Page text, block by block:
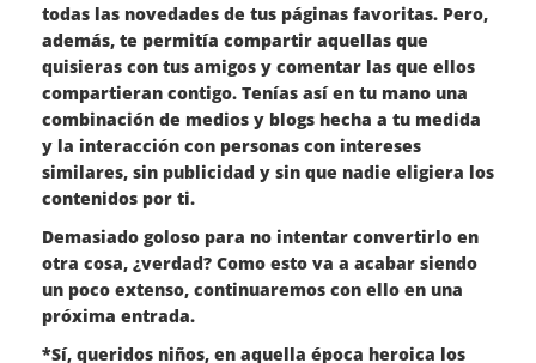
todas las novedades de tus páginas favoritas. Pero,
además, te permitía compartir aquellas que
quisieras con tus amigos y comentar las que ellos
compartieran contigo. Tenías así en tu mano una
combinación de medios y blogs hecha a tu medida
y la interacción con personas con intereses
similares, sin publicidad y sin que nadie eligiera los
contenidos por ti.
Demasiado goloso para no intentar convertirlo en
otra cosa, ¿verdad? Como esto va a acabar siendo
un poco extenso, continuaremos con ello en una
próxima entrada.
*Sí, queridos niños, en aquella época heroica los